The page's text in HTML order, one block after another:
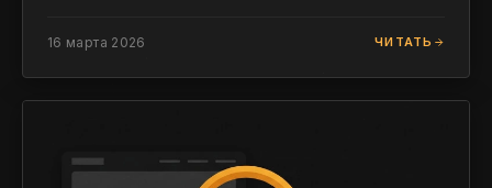
16 марта 2026 ЧИТАТЬ